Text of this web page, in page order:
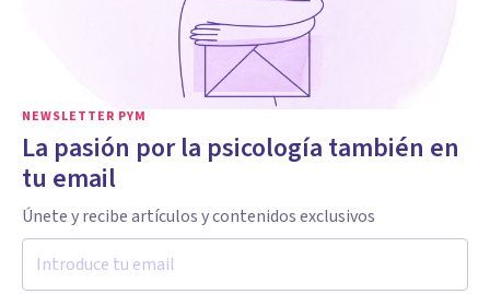
NEWSLETTER PYM
La pasión por la psicología también en
tu email
Únete y recibe artículos y contenidos exclusivos